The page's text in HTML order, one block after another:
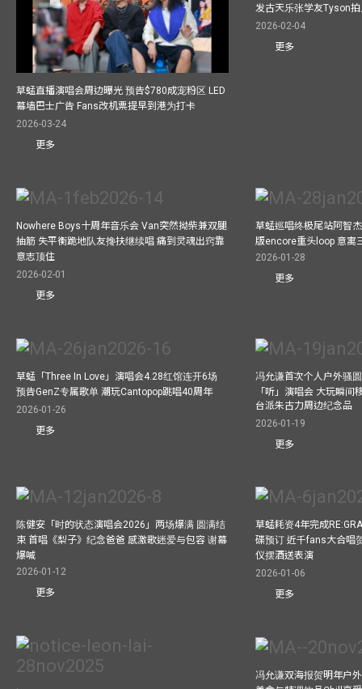
草蜢直播演唱会周边曝光 预告$780成宠粉区 LED
幕墙巴士广告 Fans改机票提早到港为打卡
2026-03-24
更多
发古天乐张学友Tyson
2026-02-04
更多
Nowhere Boys十周年音乐会 Van突然拗柴兼双腿
抽筋 失平衡跪地队友搀扶继续唱 痛到灵魂出窍靠
意志顶住
2026-02-01
更多
草蜢巡唱终极尾站阿智
版encore重头loop 意寓
2026-01-28
更多
草蜢「Three In Love」演唱会4.28红馆连开6场
预告GenZ专属歌单 潮玩Cantopop跳唱40周年
2026-01-26
更多
冯允谦首次个人户外骚
「听」演唱会 大玩瞬
台派朱古力周边纪念品
2026-01-19
更多
陈健安「时的状态演唱会2026」两场爆满 圆满结
束 首唱《梨子》纪念爸爸 感激歌迷爱与包容 谢幕
爆喊
2026-01-12
更多
草蜢耗资4年完成
碟预订 近千fans大合唱
仪摆酒送表演
2026-01-06
更多
冯允谦双海报贺明年户